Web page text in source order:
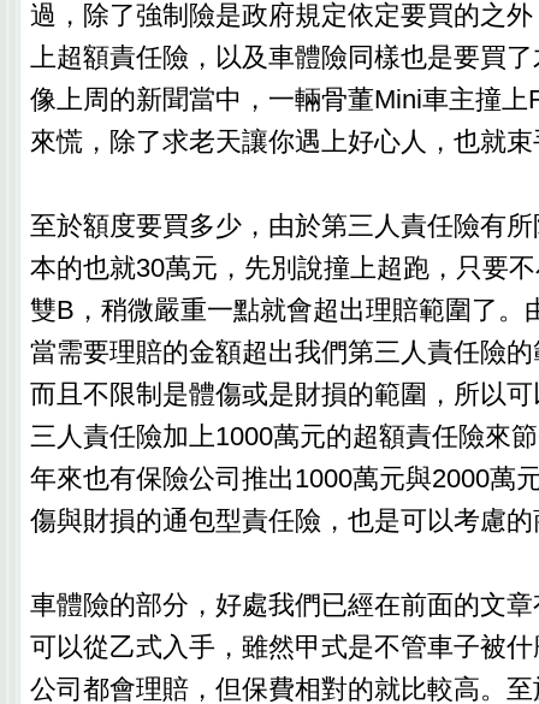
過，除了強制險是政府規定依定要買的之
上超額責任險，以及車體險同樣也是要買
像上周的新聞當中，一輛骨董Mini車主撞
來慌，除了求老天讓你遇上好心人，也就
至於額度要買多少，由於第三人責任險有
本的也就30萬元，先別說撞上超跑，只要
雙B，稍微嚴重一點就會超出理賠範圍了。
當需要理賠的金額超出我們第三人責任險
而且不限制是體傷或是財損的範圍，所以
三人責任險加上1000萬元的超額責任險來
年來也有保險公司推出1000萬元與2000萬
傷與財損的通包型責任險，也是可以考慮
車體險的部分，好處我們已經在前面的文
可以從乙式入手，雖然甲式是不管車子被
公司都會理賠，但保費相對的就比較高。